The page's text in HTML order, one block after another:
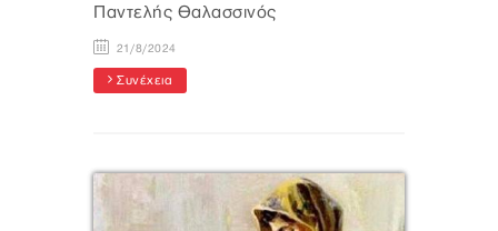
Παντελής Θαλασσινός
21/8/2024
Συνέχεια